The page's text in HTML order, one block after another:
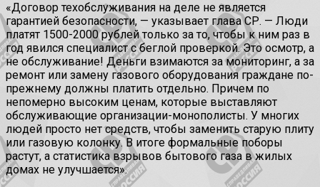
«Договор техобслуживания на деле не является
гарантией безопасности, — указывает глава СР. — Люди
платят 1500-2000 рублей только за то, чтобы к ним раз в
год явился специалист с беглой проверкой. Это осмотр, а
не обслуживание! Деньги взимаются за мониторинг, а за
ремонт или замену газового оборудования граждане по-
прежнему должны платить отдельно. Причем по
непомерно высоким ценам, которые выставляют
обслуживающие организации-монополисты. У многих
людей просто нет средств, чтобы заменить старую плиту
или газовую колонку. В итоге формальные поборы
растут, а статистика взрывов бытового газа в жилых
домах не улучшается».